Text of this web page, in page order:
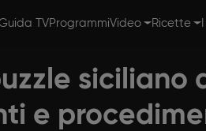
TVProgrammiVideo Ricette
siciliano
e